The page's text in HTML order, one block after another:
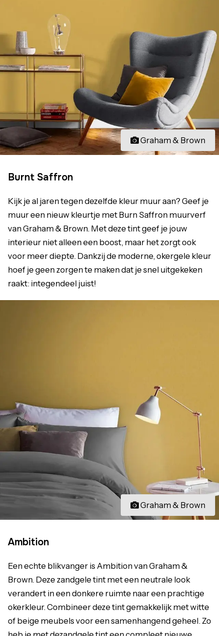
Graham & Brown
Burnt Saffron
Kijk je al jaren tegen dezelfde kleur muur aan? Geef je
muur een nieuw kleurtje met Burn Saffron muurverf
van Graham & Brown. Met deze tint geef je jouw
interieur niet alleen een boost, maar het zorgt ook
voor meer diepte. Dankzij de moderne, okergele kleur
hoef je geen zorgen te maken dat je snel uitgekeken
raakt: integendeel juist!
Graham & Brown
Ambition
Een echte blikvanger is Ambition van Graham &
Brown. Deze zandgele tint met een neutrale look
verandert in een donkere ruimte naar een prachtige
okerkleur. Combineer deze tint gemakkelijk met witte
of beige meubels voor een samenhangend geheel. Zo